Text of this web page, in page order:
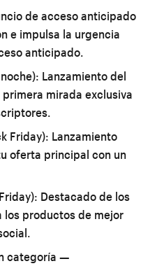
de acceso anticipado
e impulsa la urgencia
anticipado.
Lanzamiento del
mirada exclusiva
Friday): Lanzamiento
oferta principal con un
Destacado de los
productos de mejor
categoría —